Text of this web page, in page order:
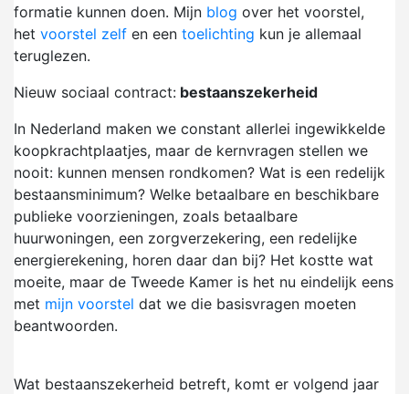
formatie kunnen doen. Mijn blog over het voorstel,
het voorstel zelf en een toelichting kun je allemaal
teruglezen.
Nieuw sociaal contract: bestaanszekerheid
In Nederland maken we constant allerlei ingewikkelde
koopkrachtplaatjes, maar de kernvragen stellen we
nooit: kunnen mensen rondkomen? Wat is een redelijk
bestaansminimum? Welke betaalbare en beschikbare
publieke voorzieningen, zoals betaalbare
huurwoningen, een zorgverzekering, een redelijke
energierekening, horen daar dan bij? Het kostte wat
moeite, maar de Tweede Kamer is het nu eindelijk eens
met mijn voorstel dat we die basisvragen moeten
beantwoorden.
Wat bestaanszekerheid betreft, komt er volgend jaar